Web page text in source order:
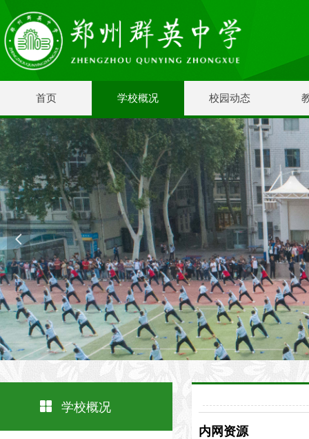
首页 学校概况 校园动态
内网资源
넒 学校概况
넳